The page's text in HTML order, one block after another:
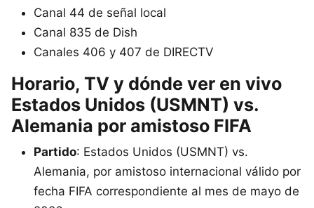
Canal 44 de señal local
Canal 835 de Dish
Canales 406 y 407 de DIRECTV
Horario, TV y dónde ver en vivo
Estados Unidos (USMNT) vs.
Alemania por amistoso FIFA
Partido: Estados Unidos (USMNT) vs.
Alemania, por amistoso internacional válido por
fecha FIFA correspondiente al mes de mayo de